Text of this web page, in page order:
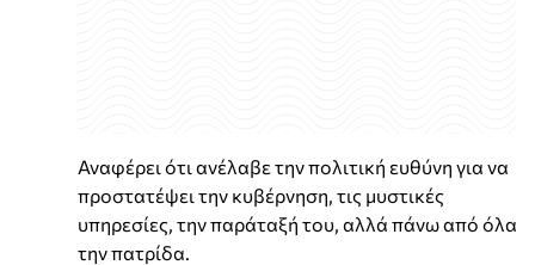
Αναφέρει ότι ανέλαβε την πολιτική ευθύνη για να
προστατέψει την κυβέρνηση, τις μυστικές
υπηρεσίες, την παράταξή του, αλλά πάνω από όλα
την πατρίδα.